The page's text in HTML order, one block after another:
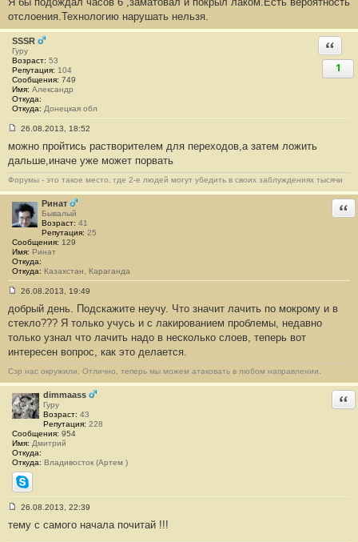
#
3
3
отслоения.Технологию нарушать нельзя.
SSSR
Гуру
Возраст: 53
Репутация: 104
Сообщения: 749
Имя: Александр
Откуда:
Откуда: Донецкая обл
1
о
б
щ
е
н
и
е
#
3
4
26.08.2013, 18:52
можно пройтись растворителем для переходов,а затем ложить
дальше,иначе уже может порвать
Форумы - это такое место, где 2-е людей могут убедить в своих заблуждениях тысячи
Ринат
Бывалый
Возраст: 41
Репутация: 25
Сообщения: 129
Имя: Ринат
Откуда:
Откуда: Казахстан, Караганда
о
б
щ
н
и
е
#
3
3
5
26.08.2013, 19:49
добрый день. Подскажите неучу. Что значит лачить по мокрому и в
стекло??? Я только учусь и с лакированием проблемы, недавно
только узнал что лачить надо в несколько слоев, теперь вот
интересен вопрос, как это делается.
Сэр нас окружили. Отлично, теперь мы можем атаковать в любом направлении.
dimmaass
Гуру
Возраст: 43
Репутация: 228
Сообщения: 954
Имя: Дмитрий
Откуда:
Откуда: Владивосток (Артем )
Skype
о
26.08.2013, 22:39
тему с самого начала почитай !!!